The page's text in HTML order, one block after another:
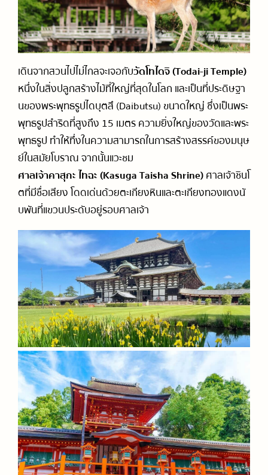
เดินจากสวนไปไม่ไกลจะเจอกับวัดโทไดจิ (Todai-ji Temple)
หนึ่งในสิ่งปลูกสร้างไม้ที่ใหญ่ที่สุดในโลก และเป็นที่ประดิษฐา
นของพระพุทธรูปไดบุตสึ (Daibutsu) ขนาดใหญ่ ซึ่งเป็นพระ
พุทธรูปสำริดที่สูงถึง 15 เมตร ความยิ่งใหญ่ของวัดและพระ
พุทธรูป ทำให้ทึ่งในความสามารถในการสร้างสรรค์ของมนุษ
ย์ในสมัยโบราณ จากนั้นแวะชม
ศาลเจ้าคาสุกะ ไทฉะ (Kasuga Taisha Shrine)ศาลเจ้าชินโ
ตที่มีชื่อเสียง โดดเด่นด้วยตะเกียงหินและตะเกียงทองแดงนั
บพันที่แขวนประดับอยู่รอบศาลเจ้า